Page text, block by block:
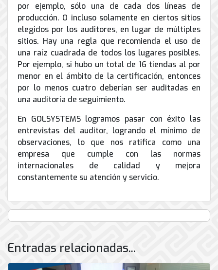
por ejemplo, sólo una de cada dos líneas de
producción. O incluso solamente en ciertos sitios
elegidos por los auditores, en lugar de múltiples
sitios. Hay una regla que recomienda el uso de
una raíz cuadrada de todos los lugares posibles.
Por ejemplo, si hubo un total de 16 tiendas al por
menor en el ámbito de la certificación, entonces
por lo menos cuatro deberían ser auditadas en
una auditoría de seguimiento.
En GOLSYSTEMS logramos pasar con éxito las
entrevistas del auditor, logrando el mínimo de
observaciones, lo que nos ratifica como una
empresa que cumple con las normas
internacionales de calidad y mejora
constantemente su atención y servicio.
Entradas relacionadas...